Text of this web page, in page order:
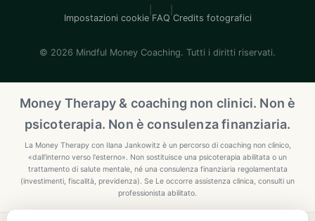
Impostazioni cookie FAQ Credits fotografici
© 2026 Mindful Money Coaching. Tutti i diritti riservati.
Money Therapy & coaching non clinici. Non è
psicoterapia. Non è consulenza finanziaria.
La Money Therapy con Ilana Jankowitz è un percorso di coaching non clinico,
«dall'interno verso l'esterno». Non sostituisce una psicoterapia abilitata o un
trattamento di salute mentale, né una consulenza finanziaria regolamentata
(investimenti, fiscalità, previdenza). Se Le occorre assistenza clinica, consulti un
professionista abilitato.